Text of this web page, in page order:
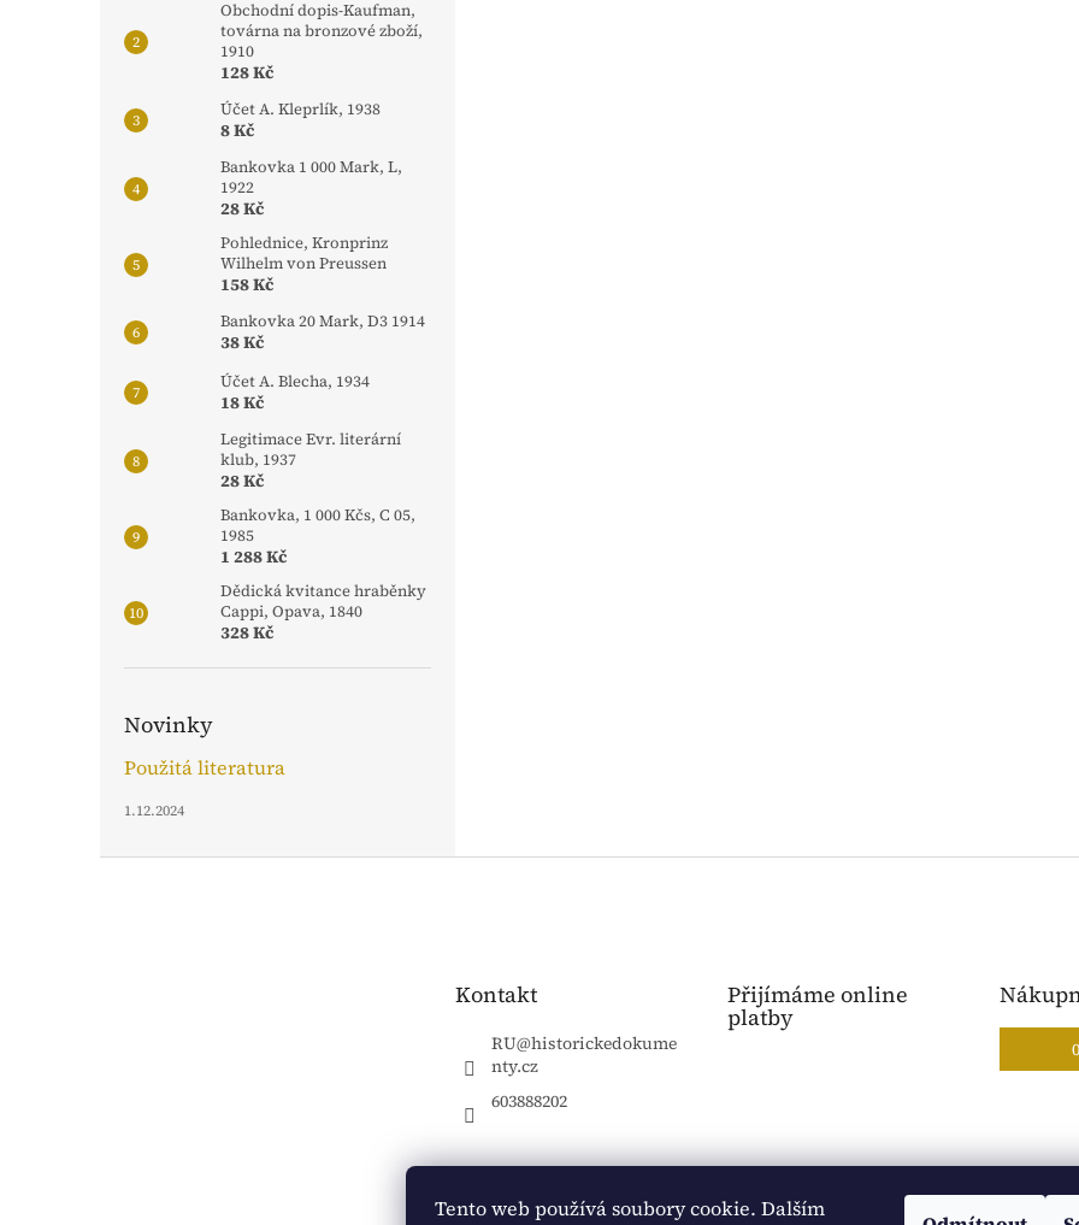
Tento web používá soubory cookie. Dalším
Obchodní dopis-Kaufman,
továrna na bronzové zboží,
1910
128 Kč
Účet A. Kleprlík, 1938
8 Kč
Bankovka 1 000 Mark, L,
1922
28 Kč
Pohlednice, Kronprinz
Wilhelm von Preussen
158 Kč
Bankovka 20 Mark, D3 1914
38 Kč
Účet A. Blecha, 1934
18 Kč
Legitimace Evr. literární
klub, 1937
28 Kč
Bankovka, 1 000 Kčs, C 05,
1985
1 288 Kč
Dědická kvitance hraběnky
Cappi, Opava, 1840
328 Kč
Novinky
Použitá literatura
1.12.2024
Kontakt
RU@historickedokume
nty.cz
603888202
Přijímáme online
platby
0